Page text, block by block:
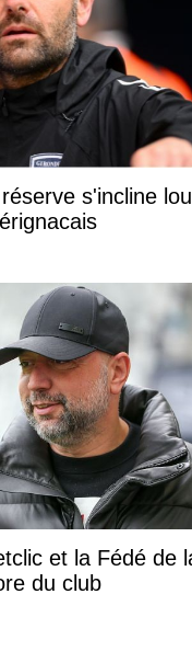
s'incline
et la Fédé de
du club